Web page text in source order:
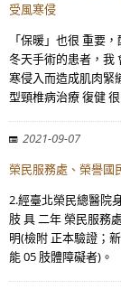
受風寒侵
「保暖」也很 重要
冬天手術的患者，我
寒侵入而造成肌肉緊
型頸椎病治療 復健
2021-09-07
榮民服務處、榮譽國
2.經臺北榮民總醫院
肢 具 二年 榮民服務
明(檢附 正本驗證；
能 05 肢體障礙者)。